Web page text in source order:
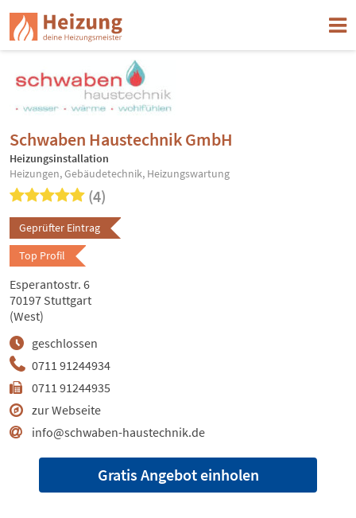
Schwaben Haustechnik GmbH
Heizungsinstallation
Heizungen, Gebäudetechnik, Heizungswartung
(4)
Geprüfter Eintrag
Top Profil
0711 91244934
0711 91244935
zur Webseite
info@schwaben-haustechnik.de
geschlossen
Esperantostr. 6
70197 Stuttgart
(West)
Gratis Angebot einholen